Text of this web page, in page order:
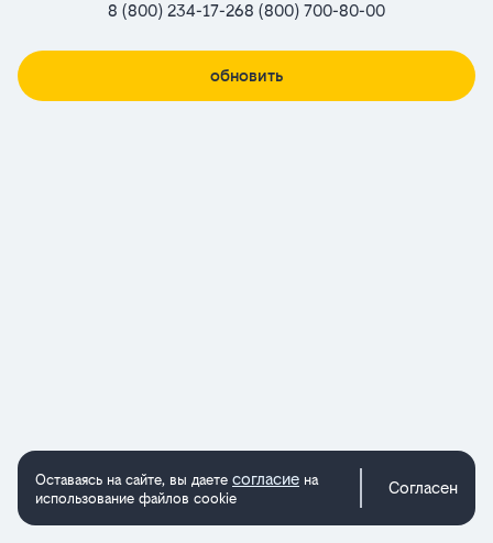
8 (800) 234-17-268 (800) 700-80-00
обновить
Оставаясь на сайте, вы даете согласие на
использование файлов cookie
Согласен